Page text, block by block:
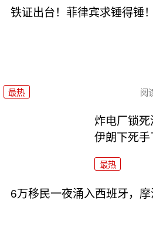
铁证出台！菲律宾求锤得锤
最热 阅
炸电厂锁
伊朗下死手
最热
6万移民一夜涌入西班牙，摩